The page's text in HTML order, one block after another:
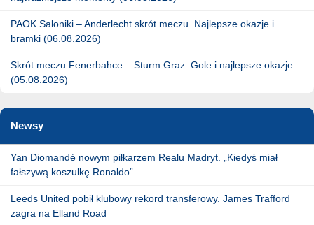
PAOK Saloniki – Anderlecht skrót meczu. Najlepsze okazje i
bramki (06.08.2026)
Skrót meczu Fenerbahce – Sturm Graz. Gole i najlepsze okazje
(05.08.2026)
Newsy
Yan Diomandé nowym piłkarzem Realu Madryt. „Kiedyś miał
fałszywą koszulkę Ronaldo”
Leeds United pobił klubowy rekord transferowy. James Trafford
zagra na Elland Road